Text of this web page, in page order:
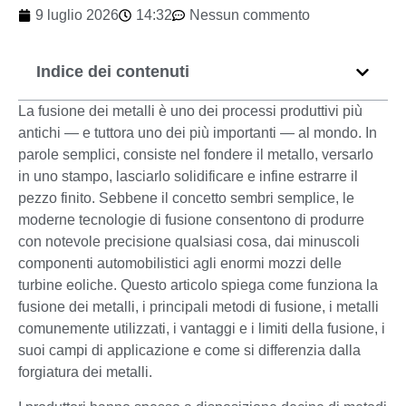
9 luglio 2026 14:32 Nessun commento
Indice dei contenuti
La fusione dei metalli è uno dei processi produttivi più
antichi — e tuttora uno dei più importanti — al mondo. In
parole semplici, consiste nel fondere il metallo, versarlo
in uno stampo, lasciarlo solidificare e infine estrarre il
pezzo finito. Sebbene il concetto sembri semplice, le
moderne tecnologie di fusione consentono di produrre
con notevole precisione qualsiasi cosa, dai minuscoli
componenti automobilistici agli enormi mozzi delle
turbine eoliche. Questo articolo spiega come funziona la
fusione dei metalli, i principali metodi di fusione, i metalli
comunemente utilizzati, i vantaggi e i limiti della fusione, i
suoi campi di applicazione e come si differenzia dalla
forgiatura dei metalli.